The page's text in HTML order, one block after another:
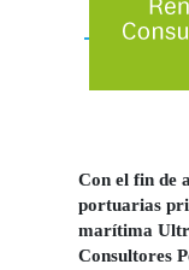
Con el fin de
portuarias
marítima
Consultores